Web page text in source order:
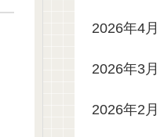
2026年4月
2026年3月
2026年2月